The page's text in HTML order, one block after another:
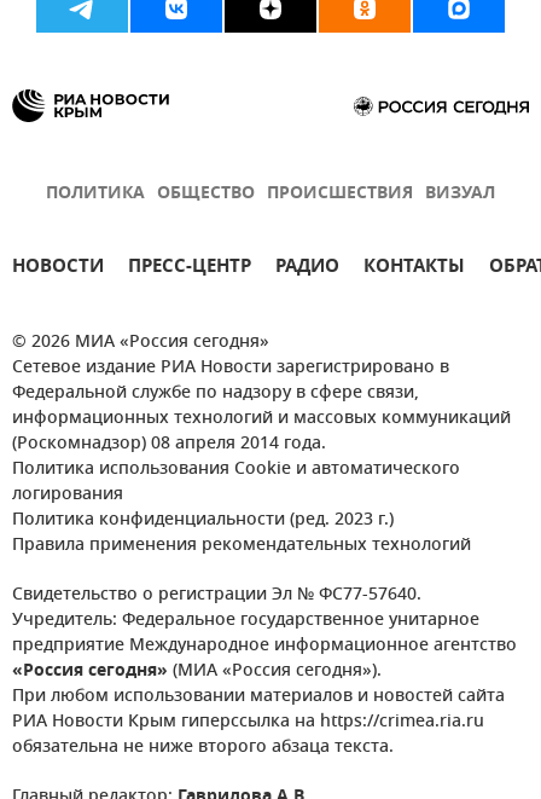
ПОЛИТИКА ОБЩЕСТВО ПРОИСШЕСТВИЯ ВИЗУАЛ
НОВОСТИ ПРЕСС-ЦЕНТР РАДИО КОНТАКТЫ
© 2026 МИА «Россия сегодня»
Сетевое издание РИА Новости зарегистрировано в
Федеральной службе по надзору в сфере связи,
информационных технологий и массовых коммуникаций
(Роскомнадзор) 08 апреля 2014 года.
Политика использования Cookie и автоматического
логирования
Политика конфиденциальности (ред. 2023 г.)
Правила применения рекомендательных технологий
Свидетельство о регистрации Эл № ФС77-57640.
Учредитель: Федеральное государственное унитарное
предприятие Международное информационное агентство
«Россия сегодня» (МИА «Россия сегодня»).
При любом использовании материалов и новостей сайта
РИА Новости Крым гиперссылка на https://crimea.ria.ru
обязательна не ниже второго абзаца текста.